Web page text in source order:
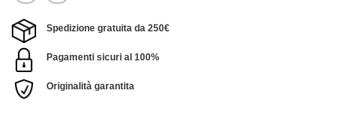
Spedizione gratuita da 250€
Pagamenti sicuri al 100%
Originalità garantita